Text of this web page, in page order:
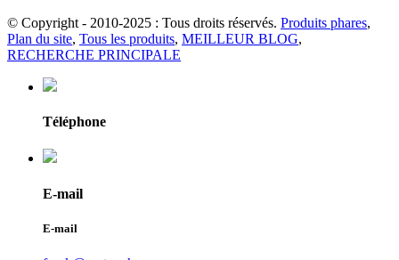
© Copyright - 2010-2025 : Tous droits réservés. Produits phares,
Plan du site, Tous les produits, MEILLEUR BLOG,
RECHERCHE PRINCIPALE
Téléphone
E-mail
E-mail